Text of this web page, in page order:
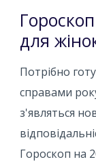
для
Потрібно
справами
з'являться
Гороскоп на